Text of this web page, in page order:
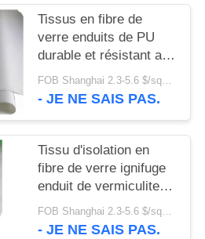
Tissus en fibre de
verre enduits de PU
durable et résistant au
feu de 0,4 mm pour
système de protection
FOB Shanghai 2.3-5.6 $/sqm MOQ:500 Mètres
- JE NE SAIS PAS.
Tissu d'isolation en
fibre de verre ignifuge
enduit de vermiculite
PU résistant aux
hautes températures
FOB Shanghai 2.3-5.6 $/sqm MOQ:20 rouleaux
- JE NE SAIS PAS.